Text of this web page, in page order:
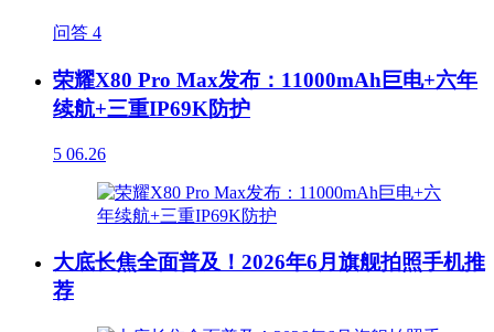
问答 4
荣耀X80 Pro Max发布：11000mAh巨电+六年
续航+三重IP69K防护
5 06.26
大底长焦全面普及！2026年6月旗舰拍照手机推
荐